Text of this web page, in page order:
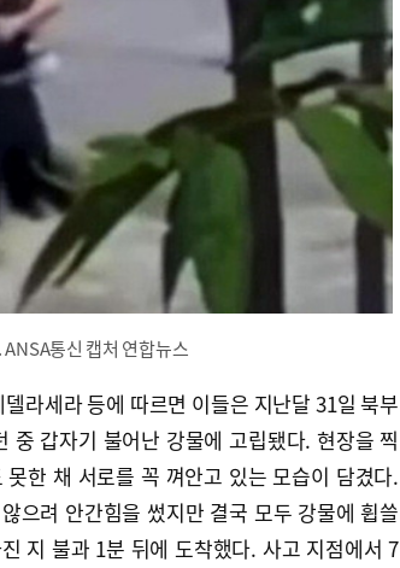
통신 캡처 연합뉴스
라세라 등에 따르면 이들은 지난달 31일 북부
중 갑자기 불어난 강물에 고립됐다. 현장을 찍
한 채 서로를 꼭 껴안고 있는 모습이 담겼다.
으려 안간힘을 썼지만 결국 모두 강물에 휩쓸
지 불과 1분 뒤에 도착했다. 사고 지점에서 7